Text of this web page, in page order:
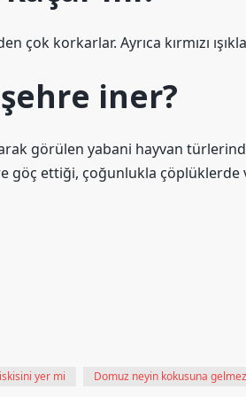
çok korkarlar. Ayrıca kırmızı
iner?
görülen yabani hayvan
göç ettiği, çoğunlukla çöplüklerde
yer mi Domuz neyin kokusuna gelmez